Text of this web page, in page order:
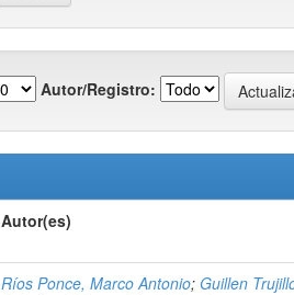
Autor/Registro:
Autor(es)
Ríos Ponce, Marco Antonio; Guillen